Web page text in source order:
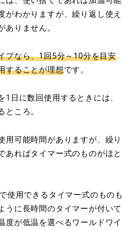
がわかりますが、繰り返し使え
ありません。
プなら、1回5分～10分を目安
することが理想です。
1日に数回使用するときには、
ころ。
用可能時間がありますが、繰り
あればタイマー式のものがほと
使用できるタイマー式のものも
うに長時間のタイマーが付いて
度が低温を選べるワールドワイ